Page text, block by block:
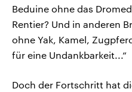
Beduine ohne das
Rentier? Und in anderen
ohne Yak, Kamel,
für eine Undankbarkeit...“
Doch der Fortschritt hat